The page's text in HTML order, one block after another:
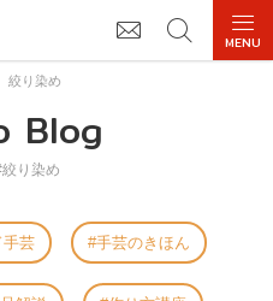
絞り染め
Blog
り染め
手芸 手芸のきほん